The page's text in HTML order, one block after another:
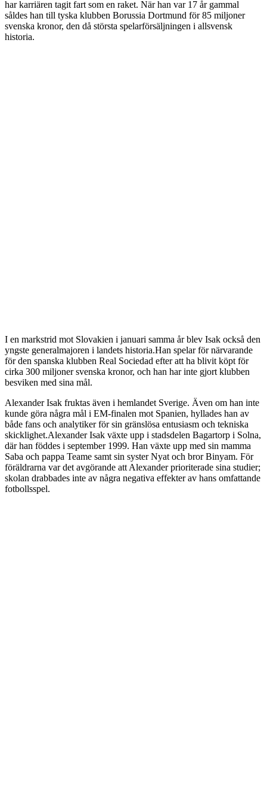
har karriären tagit fart som en raket. När han var 17 år gammal
såldes han till tyska klubben Borussia Dortmund för 85 miljoner
svenska kronor, den då största spelarförsäljningen i allsvensk
historia.
I en markstrid mot Slovakien i januari samma år blev Isak också den
yngste generalmajoren i landets historia.Han spelar för närvarande
för den spanska klubben Real Sociedad efter att ha blivit köpt för
cirka 300 miljoner svenska kronor, och han har inte gjort klubben
besviken med sina mål.
Alexander Isak fruktas även i hemlandet Sverige. Även om han inte
kunde göra några mål i EM-finalen mot Spanien, hyllades han av
både fans och analytiker för sin gränslösa entusiasm och tekniska
skicklighet.Alexander Isak växte upp i stadsdelen Bagartorp i Solna,
där han föddes i september 1999. Han växte upp med sin mamma
Saba och pappa Teame samt sin syster Nyat och bror Binyam. För
föräldrarna var det avgörande att Alexander prioriterade sina studier;
skolan drabbades inte av några negativa effekter av hans omfattande
fotbollsspel.